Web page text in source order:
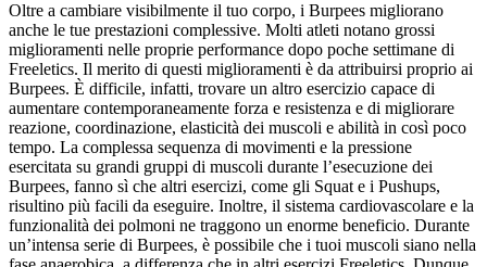
Oltre a cambiare visibilmente il tuo corpo, i Burpees migliorano
anche le tue prestazioni complessive. Molti atleti notano grossi
miglioramenti nelle proprie performance dopo poche settimane di
Freeletics. Il merito di questi miglioramenti è da attribuirsi proprio ai
Burpees. È difficile, infatti, trovare un altro esercizio capace di
aumentare contemporaneamente forza e resistenza e di migliorare
reazione, coordinazione, elasticità dei muscoli e abilità in così poco
tempo. La complessa sequenza di movimenti e la pressione
esercitata su grandi gruppi di muscoli durante l’esecuzione dei
Burpees, fanno sì che altri esercizi, come gli Squat e i Pushups,
risultino più facili da eseguire. Inoltre, il sistema cardiovascolare e la
funzionalità dei polmoni ne traggono un enorme beneficio. Durante
un’intensa serie di Burpees, è possibile che i tuoi muscoli siano nella